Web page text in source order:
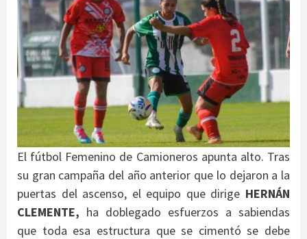
El fútbol Femenino de Camioneros apunta alto. Tras
su gran campaña del año anterior que lo dejaron a la
puertas del ascenso, el equipo que dirige HERNÁN
CLEMENTE, ha doblegado esfuerzos a sabiendas
que toda esa estructura que se cimentó se debe